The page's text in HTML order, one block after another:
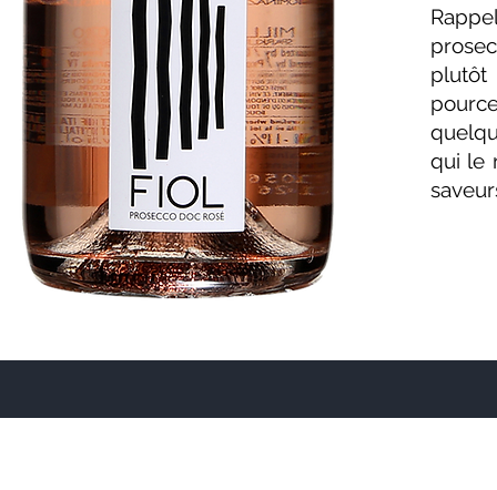
plutôt
qui le